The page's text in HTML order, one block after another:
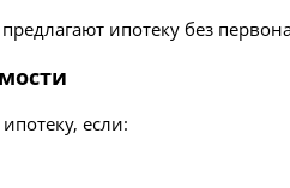
ипотеку без
если: